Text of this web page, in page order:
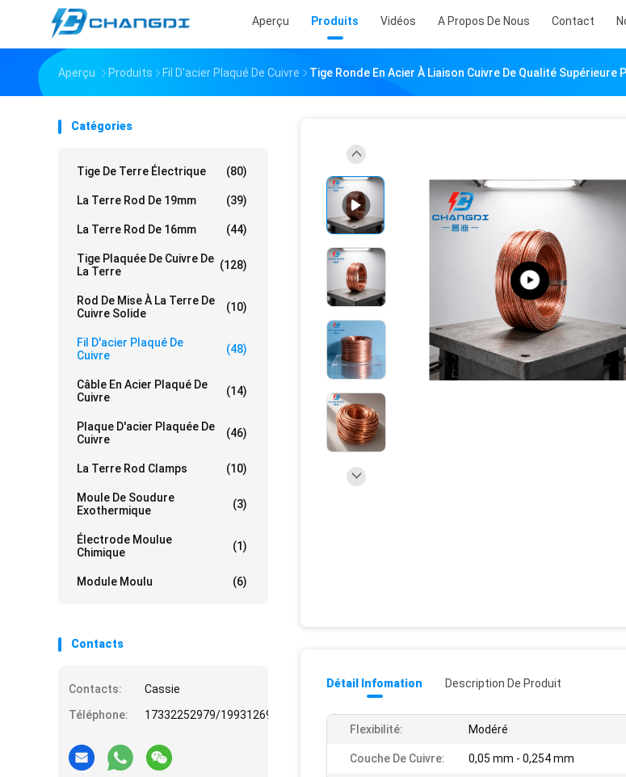
Aperçu Produits Vidéos A Propos De Nous Contact
Aperçu Produits Fil D'acier Plaqué De Cuivre Tige Ronde En Acier À Liaison Cuivre De Qualité
Catégories
Tige De Terre Électrique (80)
La Terre Rod De 19mm (39)
La Terre Rod De 16mm (44)
Tige Plaquée De Cuivre De
La Terre
(128)
Rod De Mise À La Terre De
Cuivre Solide
(10)
Fil D'acier Plaqué De
Cuivre
(48)
Câble En Acier Plaqué De
Cuivre
(14)
Plaque D'acier Plaquée De
Cuivre
(46)
La Terre Rod Clamps (10)
Moule De Soudure
Exothermique
(3)
Électrode Moulue
Chimique
(1)
Module Moulu (6)
Contacts
Contacts:
Cassie
Téléphone:
17332252979/19931269508
Détail Infomation Description De Produit
Flexibilité: Modéré
Couche De Cuivre: 0,05 mm - 0,254 mm